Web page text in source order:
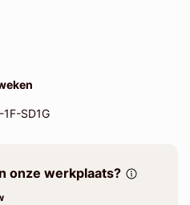
SD1G
onze werkplaats?